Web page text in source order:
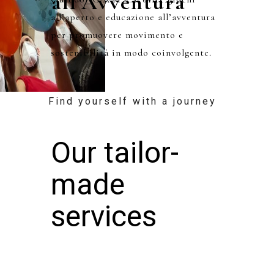
all’aperto e educazione all’avventura
per promuovere movimento e
sostenibilità in modo coinvolgente.
Find yourself with a journey
Our tailor-
made
services